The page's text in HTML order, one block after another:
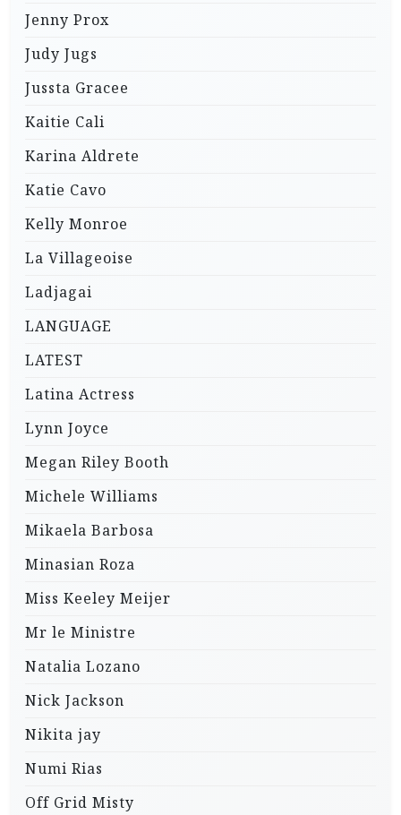
Jenny Prox
Judy Jugs
Jussta Gracee
Kaitie Cali
Karina Aldrete
Katie Cavo
Kelly Monroe
La Villageoise
Ladjagai
LANGUAGE
LATEST
Latina Actress
Lynn Joyce
Megan Riley Booth
Michele Williams
Mikaela Barbosa
Minasian Roza
Miss Keeley Meijer
Mr le Ministre
Natalia Lozano
Nick Jackson
Nikita jay
Numi Rias
Off Grid Misty